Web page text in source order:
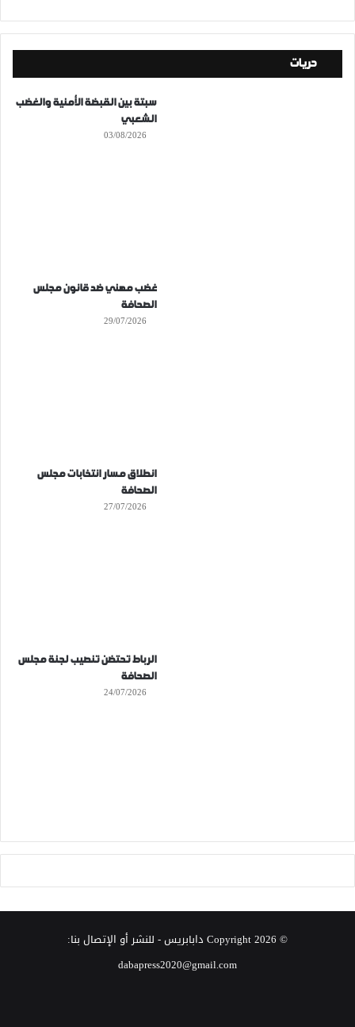
حريات
سبتة بين القبضة الأمنية والغضب
الشعبي
03/08/2026
غضب مهني ضد قانون مجلس
الصحافة
29/07/2026
انطلاق مسار انتخابات مجلس
الصحافة
27/07/2026
الرباط تحتضن تنصيب لجنة مجلس
الصحافة
24/07/2026
© Copyright 2026 دابابريس- للنشر أو الإتصال بنا:
dabapress2020@gmail.com